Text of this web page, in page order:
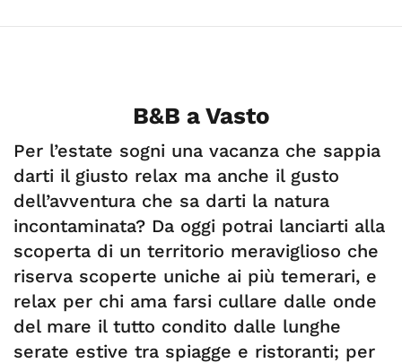
B&B a Vasto
Per l’estate sogni una vacanza che sappia
darti il giusto relax ma anche il gusto
dell’avventura che sa darti la natura
incontaminata? Da oggi potrai lanciarti alla
scoperta di un territorio meraviglioso che
riserva scoperte uniche ai più temerari, e
relax per chi ama farsi cullare dalle onde
del mare il tutto condito dalle lunghe
serate estive tra spiagge e ristoranti; per